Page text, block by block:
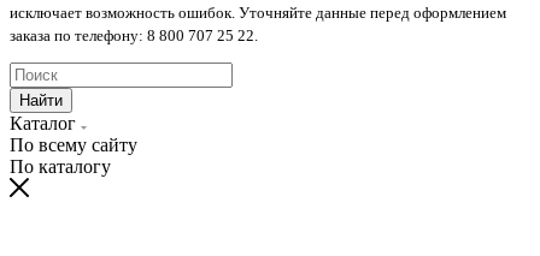
исключает возможность ошибок. Уточняйте данные перед оформлением
заказа по телефону: 8 800 707 25 22.
Найти
Каталог
По всему сайту
По каталогу